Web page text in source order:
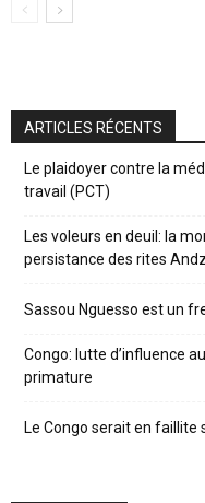
ARTICLES RÉCENTS
Le plaidoyer contre la
travail (PCT)
Les voleurs en deuil: la
persistance des rites
Sassou Nguesso est un
Congo: lutte d’influence
primature
Le Congo serait en faillite